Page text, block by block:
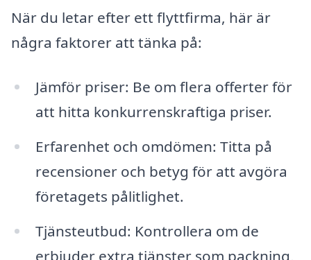
När du letar efter ett flyttfirma, här är
några faktorer att tänka på:
Jämför priser: Be om flera offerter för
att hitta konkurrenskraftiga priser.
Erfarenhet och omdömen: Titta på
recensioner och betyg för att avgöra
företagets pålitlighet.
Tjänsteutbud: Kontrollera om de
erbjuder extra tjänster som packning,